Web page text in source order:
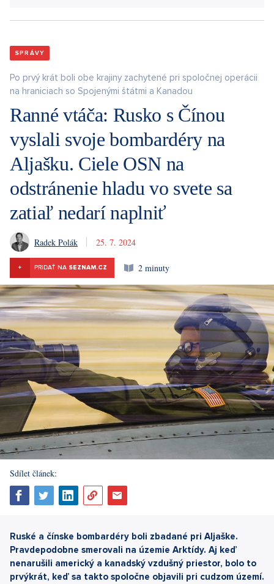
SPRÁVY
Po prvý krát boli obe krajiny zachytené pri spoločnej operácii
na hraniciach so Spojenými štátmi a Kanadou
Ranné vtáča: Rusko s Čínou
vyslali svoje bombardéry na
Aljašku. Ciele OSN na
odstránenie hladu vo svete sa
zatiaľ nedarí naplniť
Radek Polák 25. 7. 2024
+ PRIDAŤ NA SEZNAM.CZ 2 minuty
Sdílet článek:
Ruské a čínske bombardéry boli zbadané pri Aljaške.
Pravdepodobne smerovali na územie Arktídy. Aj keď
nenarušili americký a kanadský vzdušný priestor, bolo to
prvýkrát, keď sa takto spoločne objavili pri cudzom území.